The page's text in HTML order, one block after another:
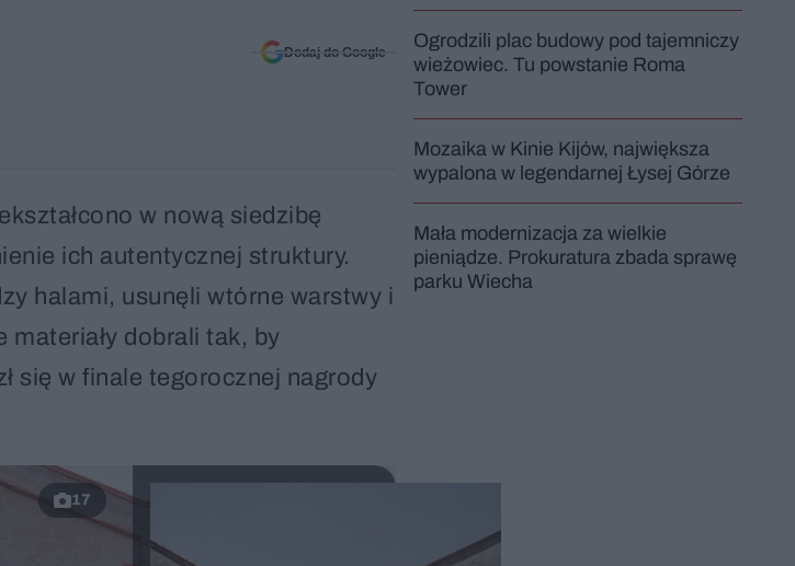
Dodaj do Google
w nową siedzibę
ich autentycznej struktury.
halami, usunęli wtórne warstwy i
dobrali tak, by
się w finale tegorocznej nagrody
17
Ogrodzili plac budowy pod tajemniczy
wieżowiec. Tu powstanie Roma
Tower
Mozaika w Kinie Kijów, największa
wypalona w legendarnej Łysej Górze
Mała modernizacja za wielkie
pieniądze. Prokuratura zbada sprawę
parku Wiecha